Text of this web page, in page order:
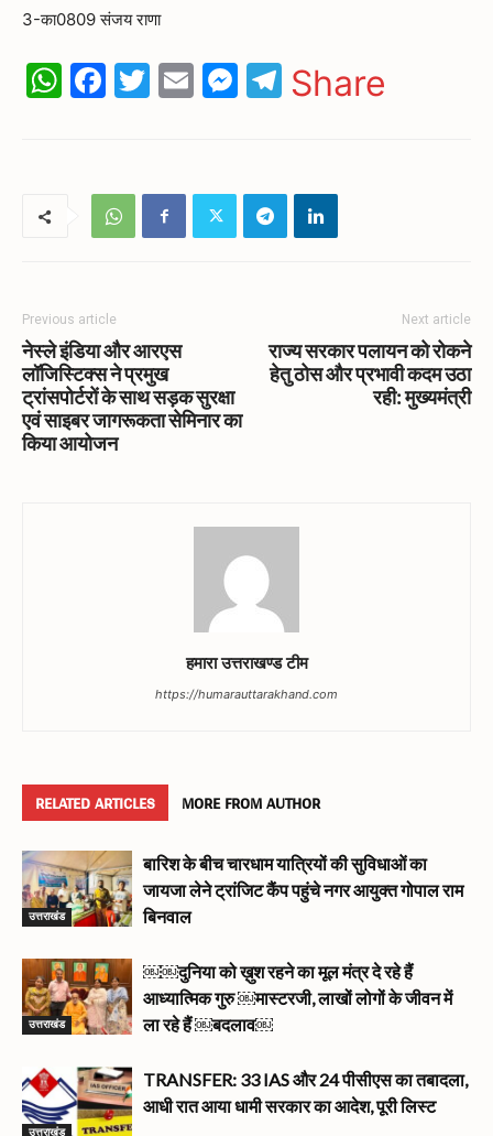
3-का0809 संजय राणा
WhatsApp
Facebook
Twitter
EmailMessenger
Telegram
Share
Previous article
नेस्ले इंडिया और आरएस
लॉजिस्टिक्स ने प्रमुख
ट्रांसपोर्टरों के साथ सड़क सुरक्षा
एवं साइबर जागरूकता सेमिनार का
किया आयोजन
Next article
राज्य सरकार पलायन को रोकने
हेतु ठोस और प्रभावी कदम उठा
रही: मुख्यमंत्री
हमारा उत्तराखण्ड टीम
https://humarauttarakhand.com
RELATED ARTICLES MORE FROM AUTHOR
उत्तराखंड
बारिश के बीच चारधाम यात्रियों की सुविधाओं का
जायजा लेने ट्रांजिट कैंप पहुंचे नगर आयुक्त गोपाल राम
बिनवाल
उत्तराखंड
￼￼दुनिया को ख़ुश रहने का मूल मंत्र दे रहे हैं
आध्यात्मिक गुरु ￼मास्टरजी, लाखों लोगों के जीवन में
ला रहे हैं ￼बदलाव￼
TRANSFER: 33 IAS और 24 पीसीएस का तबादला,
आधी रात आया धामी सरकार का आदेश, पूरी लिस्ट